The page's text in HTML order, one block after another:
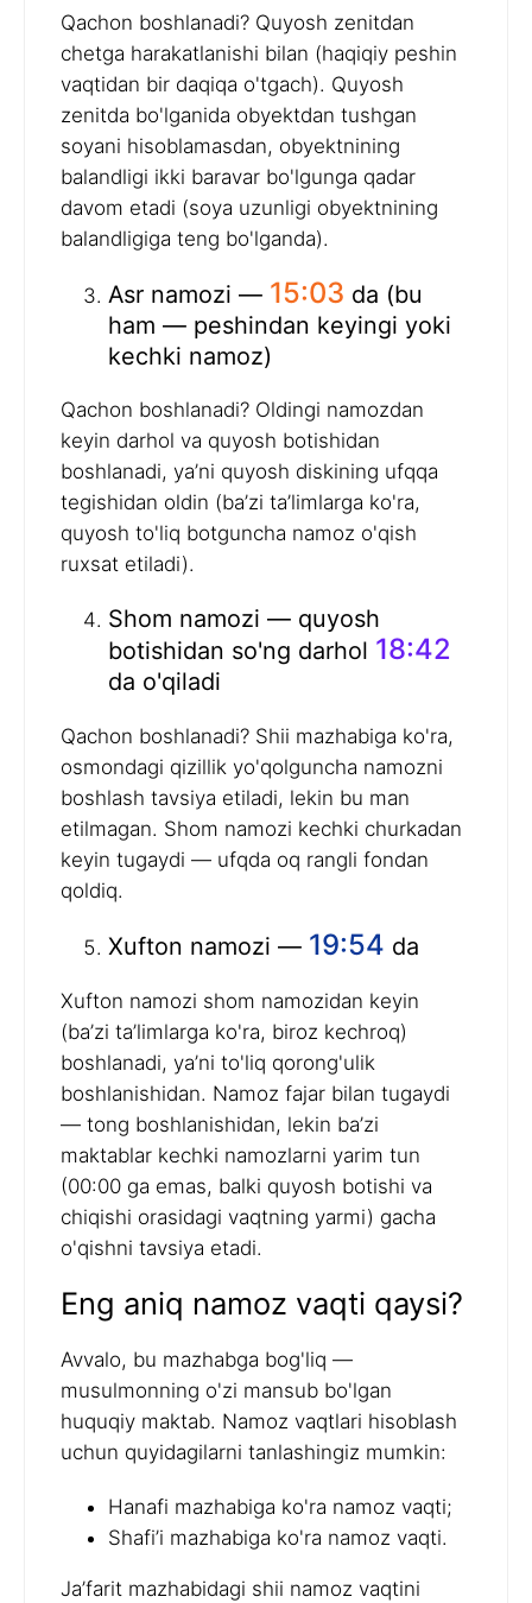
Qachon boshlanadi? Quyosh zenitdan
chetga harakatlanishi bilan (haqiqiy peshin
vaqtidan bir daqiqa o'tgach). Quyosh
zenitda bo'lganida obyektdan tushgan
soyani hisoblamasdan, obyektnining
balandligi ikki baravar bo'lgunga qadar
davom etadi (soya uzunligi obyektnining
balandligiga teng bo'lganda).
Asr namozi — 15:03 da (bu
ham — peshindan keyingi yoki
kechki namoz)
Qachon boshlanadi? Oldingi namozdan
keyin darhol va quyosh botishidan
boshlanadi, ya’ni quyosh diskining ufqqa
tegishidan oldin (ba’zi ta’limlarga ko'ra,
quyosh to'liq botguncha namoz o'qish
ruxsat etiladi).
Shom namozi — quyosh
botishidan so'ng darhol 18:42
da o'qiladi
Qachon boshlanadi? Shii mazhabiga ko'ra,
osmondagi qizillik yo'qolguncha namozni
boshlash tavsiya etiladi, lekin bu man
etilmagan. Shom namozi kechki churkadan
keyin tugaydi — ufqda oq rangli fondan
qoldiq.
Xufton namozi — 19:54 da
Xufton namozi shom namozidan keyin
(ba’zi ta’limlarga ko'ra, biroz kechroq)
boshlanadi, ya’ni to'liq qorong'ulik
boshlanishidan. Namoz fajar bilan tugaydi
— tong boshlanishidan, lekin ba’zi
maktablar kechki namozlarni yarim tun
(00:00 ga emas, balki quyosh botishi va
chiqishi orasidagi vaqtning yarmi) gacha
o'qishni tavsiya etadi.
Eng aniq namoz vaqti qaysi?
Avvalo, bu mazhabga bog'liq —
musulmonning o'zi mansub bo'lgan
huquqiy maktab. Namoz vaqtlari hisoblash
uchun quyidagilarni tanlashingiz mumkin:
Hanafi mazhabiga ko'ra namoz vaqti;
Shafi’i mazhabiga ko'ra namoz vaqti.
Ja’farit mazhabidagi shii namoz vaqtini